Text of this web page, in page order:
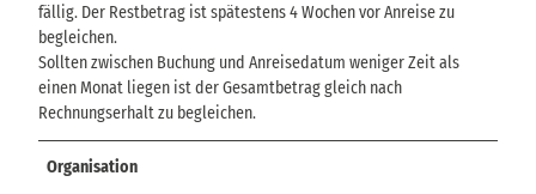
fällig. Der Restbetrag ist spätestens 4 Wochen vor Anreise zu
begleichen.
Sollten zwischen Buchung und Anreisedatum weniger Zeit als
einen Monat liegen ist der Gesamtbetrag gleich nach
Rechnungserhalt zu begleichen.
Organisation